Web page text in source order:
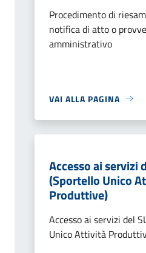
Procedimento di
notifica di atto o
amministrativo
VAI ALLA PAGINA
Accesso ai servizi
(Sportello Unico
Produttive)
Accesso ai servizi del
Unico Attività